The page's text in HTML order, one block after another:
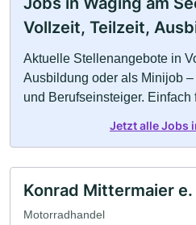
Vollzeit, Teilzeit,
Aktuelle Stellenangebote in
Ausbildung oder als Minijob
und Berufseinsteiger. Einfach
Jetzt alle Jobs
Konrad Mittermaier e.
Motorradhandel